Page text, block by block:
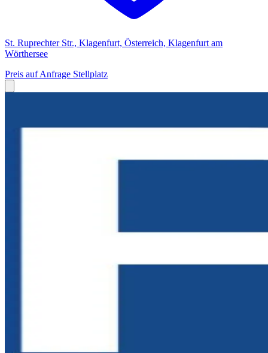
St. Ruprechter Str., Klagenfurt, Österreich, Klagenfurt am
Wörthersee
Preis auf Anfrage Stellplatz